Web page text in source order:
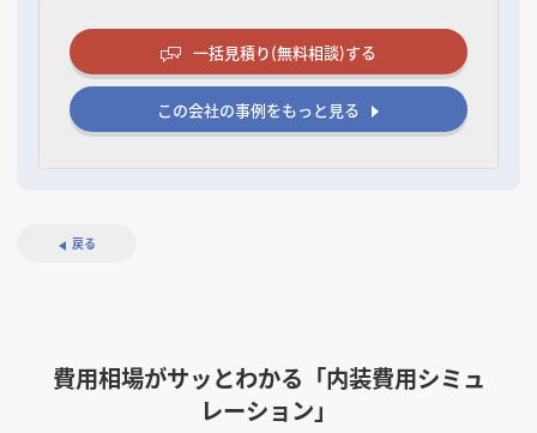
一括見積り(無料相談)する
この会社の事例をもっと見る
戻る
費用相場がサッとわかる「内装費用シミュ
レーション」